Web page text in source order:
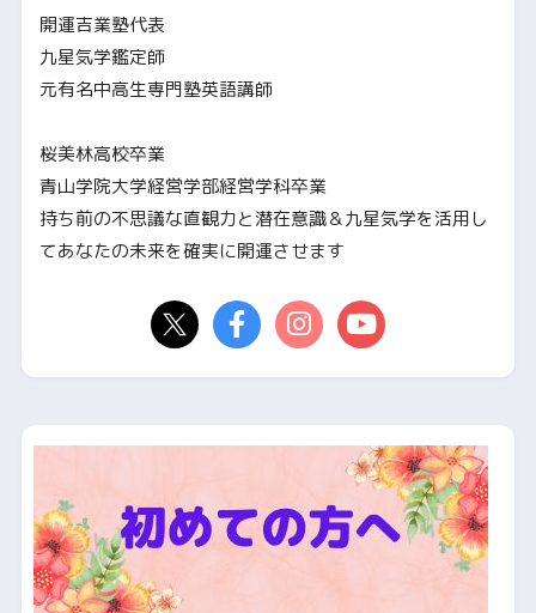
開運吉業塾代表
九星気学鑑定師
元有名中高生専門塾英語講師
桜美林高校卒業
青山学院大学経営学部経営学科卒業
持ち前の不思議な直観力と潜在意識＆九星気学を活用し
てあなたの未来を確実に開運させます